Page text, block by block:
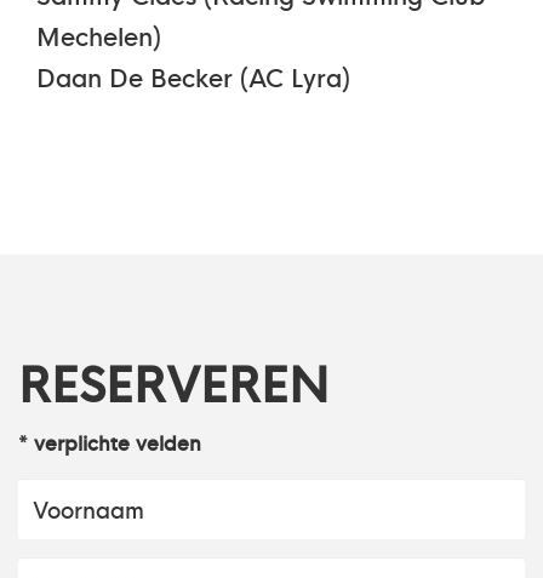
Mechelen)
Daan De Becker (AC Lyra)
RESERVEREN
* verplichte velden